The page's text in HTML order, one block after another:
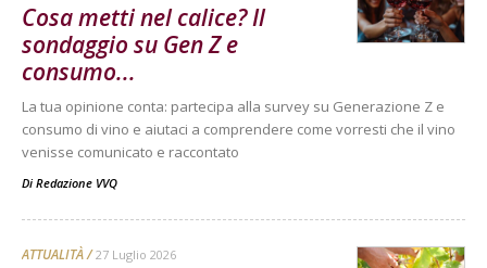
Cosa metti nel calice? Il
sondaggio su Gen Z e
consumo...
La tua opinione conta: partecipa alla survey su Generazione Z e
consumo di vino e aiutaci a comprendere come vorresti che il vino
venisse comunicato e raccontato
Di Redazione VVQ
ATTUALITÀ 27 Luglio 2026